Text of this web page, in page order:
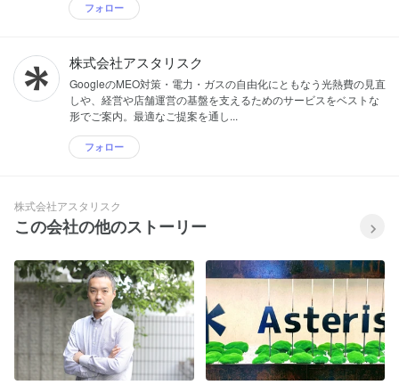
フォロー
株式会社アスタリスク
GoogleのMEO対策・電力・ガスの自由化にともなう光熱費の見直
しや、経営や店舗運営の基盤を支えるためのサービスをベストな
形でご案内。最適なご提案を通し...
フォロー
株式会社アスタリスク
この会社の他のストーリー